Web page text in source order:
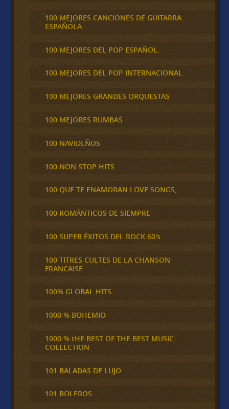
100 MEJORES CANCIONES DE GUITARRA
ESPAÑOLA
100 MEJORES DEL POP ESPAÑOL.
100 MEJORES DEL POP INTERNACIONAL
100 MEJORES GRANDES ORQUESTAS
100 MEJORES RUMBAS
100 NAVIDEÑOS
100 NON STOP HITS
100 QUE TE ENAMORAN LOVE SONGS,
100 ROMÁNTICOS DE SIEMPRE
100 SUPER ÉXITOS DEL ROCK 60's
100 TITRES CULTES DE LA CHANSON
FRANCAISE
100% GLOBAL HITS
1000 % BOHEMIO
1000 % tHE BEST OF THE BEST MUSIC
COLLECTION
101 BALADAS DE LUJO
101 BOLEROS